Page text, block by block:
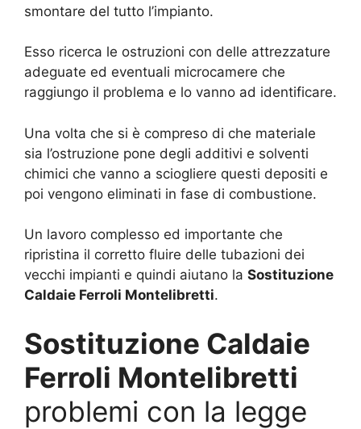
smontare del tutto l’impianto.
Esso ricerca le ostruzioni con delle attrezzature
adeguate ed eventuali microcamere che
raggiungo il problema e lo vanno ad identificare.
Una volta che si è compreso di che materiale
sia l’ostruzione pone degli additivi e solventi
chimici che vanno a sciogliere questi depositi e
poi vengono eliminati in fase di combustione.
Un lavoro complesso ed importante che
ripristina il corretto fluire delle tubazioni dei
vecchi impianti e quindi aiutano la Sostituzione
Caldaie Ferroli Montelibretti.
Sostituzione Caldaie
Ferroli Montelibretti
problemi con la legge